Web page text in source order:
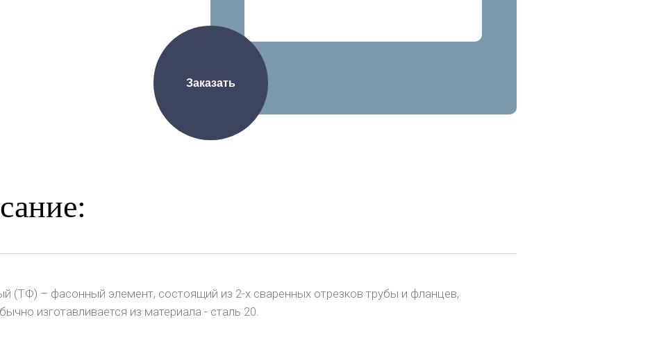
Заказать
(ТФ) – фасонный элемент, состоящий из 2-х сваренных отрезков трубы и фланцев,
изготавливается из материала - сталь 20.